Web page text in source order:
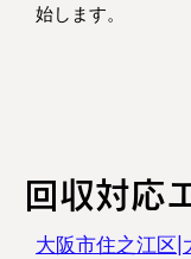
始します。
回収対応
大阪市住之江区